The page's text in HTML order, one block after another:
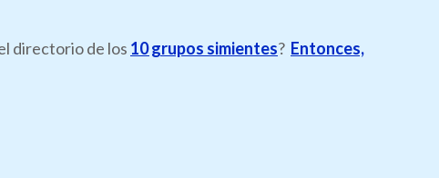
directorio de los 10 grupos simientes? Entonces,